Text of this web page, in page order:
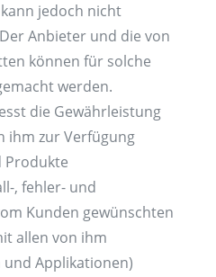
jedoch nicht
Anbieter und die von
können für solche
werden.
die Gewährleistung
ihm zur Verfügung
Produkte
, fehler- und
Kunden gewünschten
allen von ihm
Applikationen)